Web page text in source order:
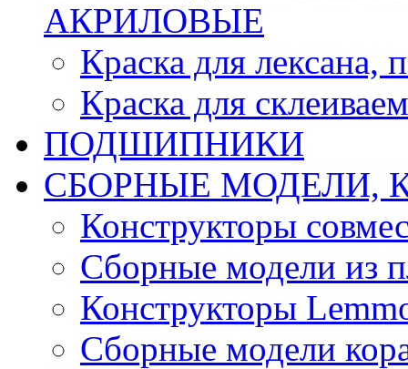
АКРИЛОВЫЕ
Краска для лексана,
Краска для
ПОДШИПНИКИ
CБОРНЫЕ МОДЕЛИ,
Конструкторы
Сборные модели из
Конструкторы
Сборные модели